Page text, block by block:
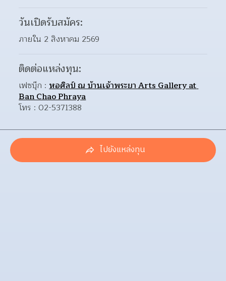
วันเปิดรับสมัคร:
ภายใน 2 สิงหาคม 2569
ติดต่อแหล่งทุน:
เฟซบุ๊ก : หอศิลป์ ณ บ้านเจ้าพระยา Arts Gallery at
Ban Chao Phraya
โทร : 02-5371388
ไปยังแหล่งทุน